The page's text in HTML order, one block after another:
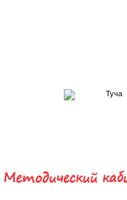
Методический